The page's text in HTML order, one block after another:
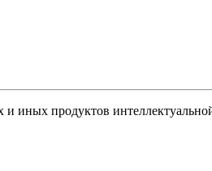
иных продуктов